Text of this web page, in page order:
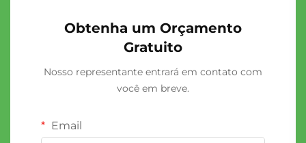
Obtenha um Orçamento
Gratuito
Nosso representante entrará em contato com
você em breve.
Email